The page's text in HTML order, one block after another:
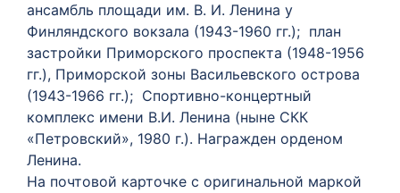
ансамбль площади им. В. И. Ленина у
Финляндского вокзала (1943-1960 гг.); план
застройки Приморского проспекта (1948-1956
гг.), Приморской зоны Васильевского острова
(1943-1966 гг.); Спортивно-концертный
комплекс имени В.И. Ленина (ныне СКК
«Петровский», 1980 г.). Награжден орденом
Ленина.
На почтовой карточке с оригинальной маркой